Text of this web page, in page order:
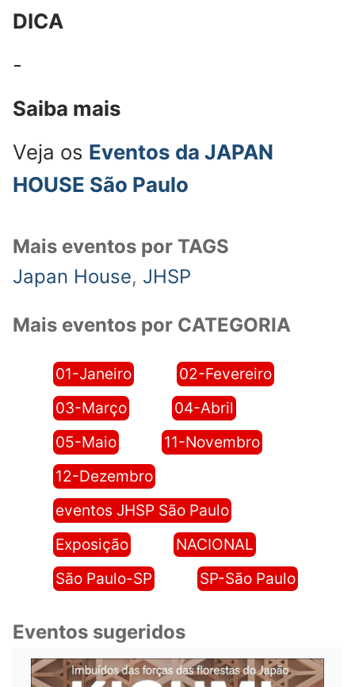
DICA
-
Saiba mais
Veja os Eventos da JAPAN
HOUSE São Paulo
Mais eventos por TAGS
Japan House, JHSP
Mais eventos por CATEGORIA
01-Janeiro
02-Fevereiro
03-Março
04-Abril
05-Maio
11-Novembro
12-Dezembro
eventos JHSP São Paulo
Exposição
NACIONAL
São Paulo-SP
SP-São Paulo
Eventos sugeridos